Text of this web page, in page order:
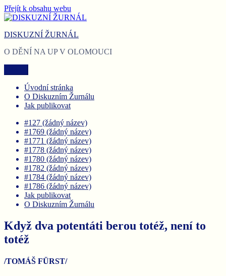
Přejít k obsahu webu
DISKUZNÍ ŽURNÁL
O DĚNÍ NA UP V OLOMOUCI
Úvodní stránka
O Diskuzním Žurnálu
Jak publikovat
#127 (žádný název)
#1769 (žádný název)
#1771 (žádný název)
#1778 (žádný název)
#1780 (žádný název)
#1782 (žádný název)
#1784 (žádný název)
#1786 (žádný název)
Jak publikovat
O Diskuzním Žurnálu
Když dva potentáti berou totéž, není to
totéž
/TOMÁŠ FÜRST/